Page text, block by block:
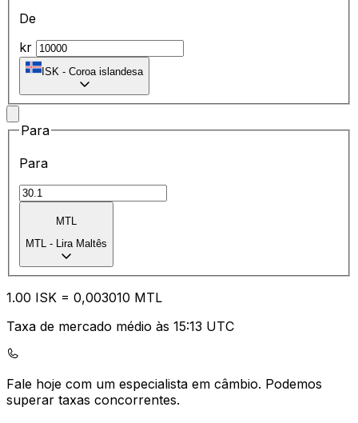
De
kr
ISK - Coroa islandesa
Para
Para
MTL
MTL - Lira Maltês
1.00 ISK = 0,003010 MTL
Taxa de mercado médio às 15:13 UTC
Fale hoje com um especialista em câmbio. Podemos
superar taxas concorrentes.